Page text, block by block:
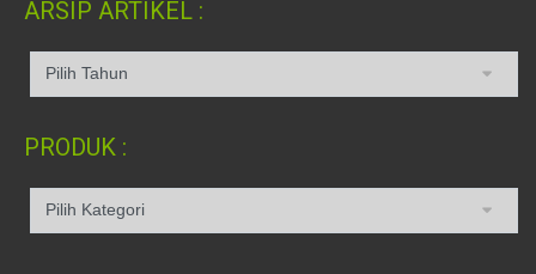
ARSIP ARTIKEL :
PRODUK :